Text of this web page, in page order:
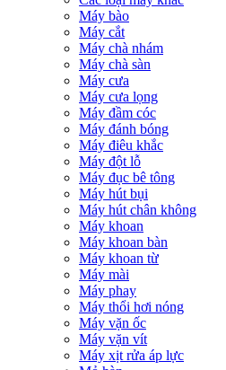
Máy bào
Máy cắt
Máy chà nhám
Máy chà sàn
Máy cưa
Máy cưa lọng
Máy đầm cóc
Máy đánh bóng
Máy điêu khắc
Máy đột lỗ
Máy đục bê tông
Máy hút bụi
Máy hút chân không
Máy khoan
Máy khoan bàn
Máy khoan từ
Máy mài
Máy phay
Máy thổi hơi nóng
Máy vặn ốc
Máy vặn vít
Máy xịt rửa áp lực